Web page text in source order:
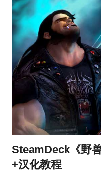
和
SteamDeck《野
+汉化教程